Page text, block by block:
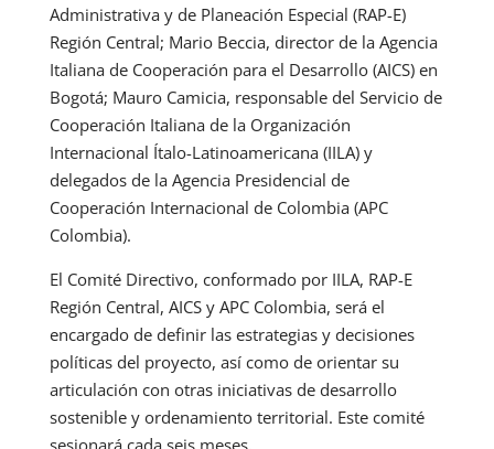
Administrativa y de Planeación Especial (RAP-E)
Región Central; Mario Beccia, director de la Agencia
Italiana de Cooperación para el Desarrollo (AICS) en
Bogotá; Mauro Camicia, responsable del Servicio de
Cooperación Italiana de la Organización
Internacional Ítalo-Latinoamericana (IILA) y
delegados de la Agencia Presidencial de
Cooperación Internacional de Colombia (APC
Colombia).
El Comité Directivo, conformado por IILA, RAP-E
Región Central, AICS y APC Colombia, será el
encargado de definir las estrategias y decisiones
políticas del proyecto, así como de orientar su
articulación con otras iniciativas de desarrollo
sostenible y ordenamiento territorial. Este comité
sesionará cada seis meses.